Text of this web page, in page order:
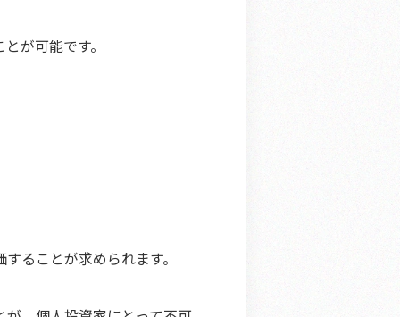
が可能です。
ることが求められます。